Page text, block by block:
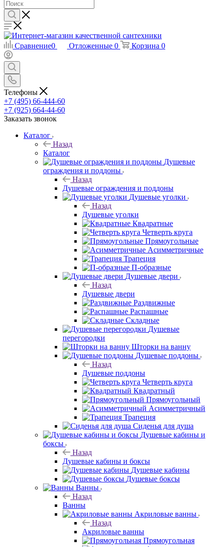
Сравнение0 Отложенные 0 Корзина 0
Телефоны
+7 (495) 66-444-60
+7 (925) 664-44-60
Заказать звонок
Каталог
Назад
Каталог
Душевые
ограждения и поддоны
Назад
Душевые ограждения и поддоны
Душевые уголки
Назад
Душевые уголки
Квадратные
Четверть круга
Прямоугольные
Асимметричные
Трапеция
П-образные
Душевые двери
Назад
Душевые двери
Раздвижные
Распашные
Складные
Душевые
перегородки
Шторки на ванну
Душевые поддоны
Назад
Душевые поддоны
Четверть круга
Квадратный
Прямоугольный
Асимметричный
Трапеция
Сиденья для душа
Душевые кабины и
боксы
Назад
Душевые кабины и боксы
Душевые кабины
Душевые боксы
Ванны
Назад
Ванны
Акриловые ванны
Назад
Акриловые ванны
Прямоугольная